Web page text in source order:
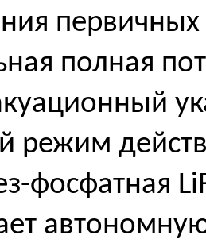
полная
режим
фосфатная